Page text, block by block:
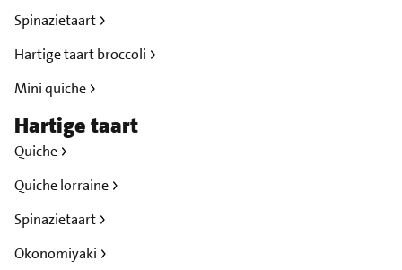
Spinazietaart
Hartige taart broccoli
Mini quiche
Hartige taart
Quiche
Quiche lorraine
Spinazietaart
Okonomiyaki